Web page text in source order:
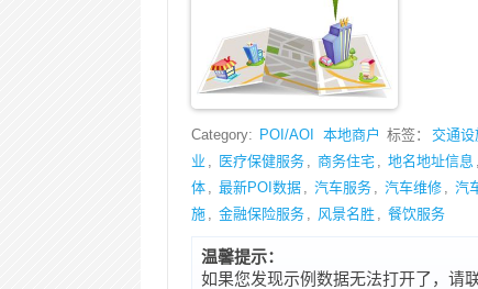
Category: POI/AOI 本地商户 标签： 交通设
业 , 医疗保健服务 , 商务住宅 , 地名地址信息 ,
体 , 最新POI数据 , 汽车服务 , 汽车维修 , 汽
施 , 金融保险服务 , 风景名胜 , 餐饮服务
温馨提示：
如果您发现示例数据无法打开了，请